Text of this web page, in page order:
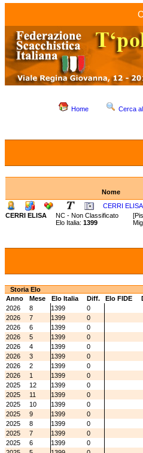
Home Cerca
Nome
CERRI ELISA
CERRI ELISA
NC - Non Classificato
Elo Italia: 1399
Storia Elo
Anno
Mese Elo Italia Diff. Elo FIDE
2026
8 1399
0
2026
7 1399
0
2026
6 1399
0
2026
5 1399
0
2026
4 1399
0
2026
3 1399
0
2026
2 1399
0
2026
1 1399
0
2025
12 1399
0
2025
11 1399
0
2025
10 1399
0
2025
9 1399
0
2025
8 1399
0
2025
7 1399
0
2025
6 1399
0